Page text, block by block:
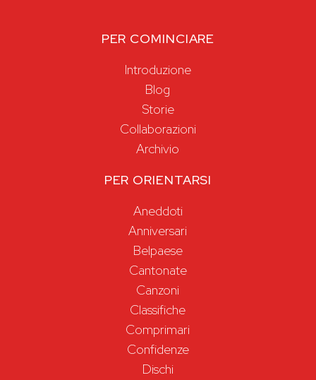
PER COMINCIARE
Introduzione
Blog
Storie
Collaborazioni
Archivio
PER ORIENTARSI
Aneddoti
Anniversari
Belpaese
Cantonate
Canzoni
Classifiche
Comprimari
Confidenze
Dischi